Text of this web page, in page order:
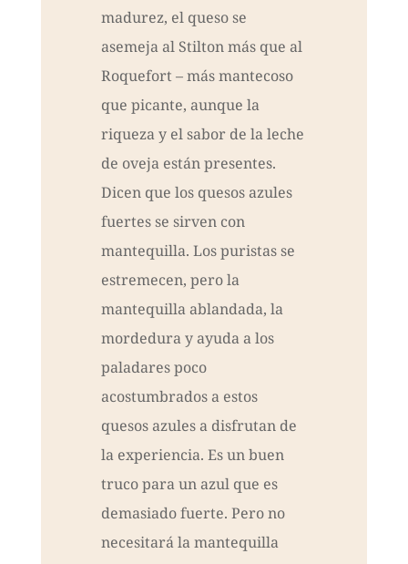
madurez, el queso se
asemeja al Stilton más que al
Roquefort – más mantecoso
que picante, aunque la
riqueza y el sabor de la leche
de oveja están presentes.
Dicen que los quesos azules
fuertes se sirven con
mantequilla. Los puristas se
estremecen, pero la
mantequilla ablandada, la
mordedura y ayuda a los
paladares poco
acostumbrados a estos
quesos azules a disfrutan de
la experiencia. Es un buen
truco para un azul que es
demasiado fuerte. Pero no
necesitará la mantequilla